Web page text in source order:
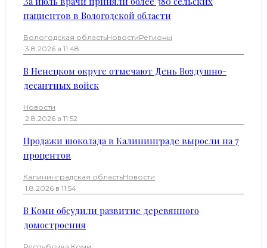
пациентов в Вологодской области
Вологодская областьНовостиРегионы
·3.8.2026 в 11:48
В Ненецком округе отмечают День Воздушно-
десантных войск
Новости
·2.8.2026 в 11:52
Продажи шоколада в Калининграде выросли на 7
процентов
Калининградская областьНовости
·1.8.2026 в 11:54
В Коми обсудили развитие деревянного
домостроения